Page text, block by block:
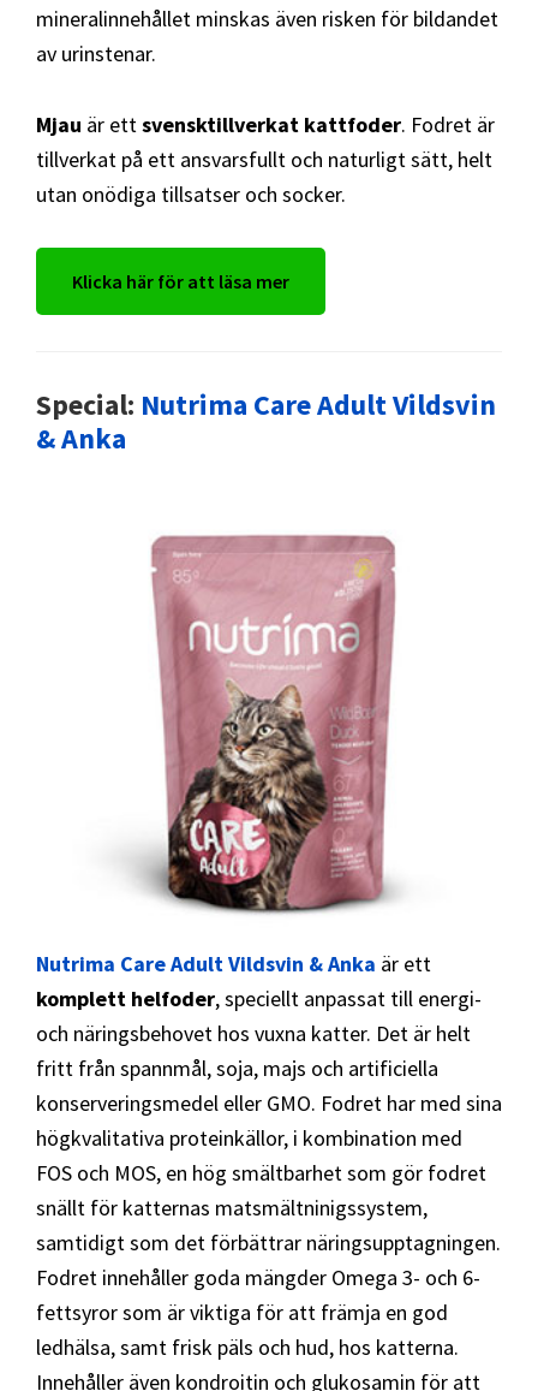
mineralinnehållet minskas även risken för bildandet
av urinstenar.
Mjau är ettsvensktillverkat kattfoder. Fodret är
tillverkat på ett ansvarsfullt och naturligt sätt, helt
utan onödiga tillsatser och socker.
Klicka här för att läsa mer
Special: Nutrima Care Adult Vildsvin
& Anka
Nutrima Care Adult Vildsvin & Anka är ett
komplett helfoder, speciellt anpassat till energi-
och näringsbehovet hos vuxna katter. Det är helt
fritt från spannmål, soja, majs och artificiella
konserveringsmedel eller GMO. Fodret har med sina
högkvalitativa proteinkällor, i kombination med
FOS och MOS, en hög smältbarhet som gör fodret
snällt för katternas matsmältninigssystem,
samtidigt som det förbättrar näringsupptagningen.
Fodret innehåller goda mängder Omega 3- och 6-
fettsyror som är viktiga för att främja en god
ledhälsa, samt frisk päls och hud, hos katterna.
Innehåller även kondroitin och glukosamin för att